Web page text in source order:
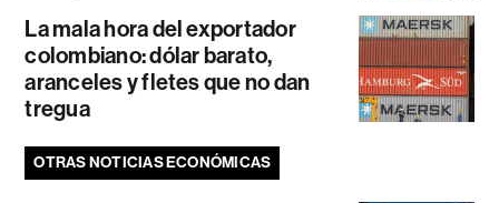
La mala hora del exportador
colombiano: dólar barato,
aranceles y fletes que no dan
tregua
OTRAS NOTICIAS ECONÓMICAS